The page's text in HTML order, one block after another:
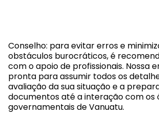
Conselho: para evitar erros e
obstáculos burocráticos, é
com o apoio de profissionais. Nossa
pronta para assumir todos os
avaliação da sua situação e a
documentos até a interação com os
governamentais de Vanuatu.